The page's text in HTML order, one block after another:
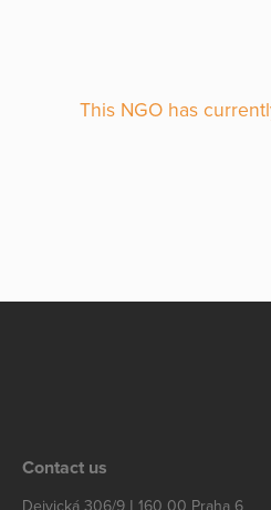
This NGO has
Contact us
Dejvická 306/9 | 160 00 Praha 6